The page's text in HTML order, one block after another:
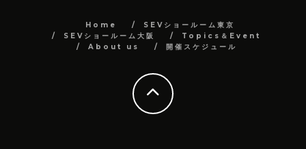
Home
SEVショールーム東京
SEVショールーム大阪
Topics＆Event
About us
開催スケジュール